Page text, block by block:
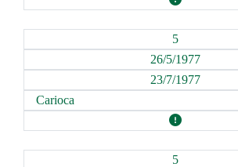
5
26/5/1977
23/7/1977
Carioca
5